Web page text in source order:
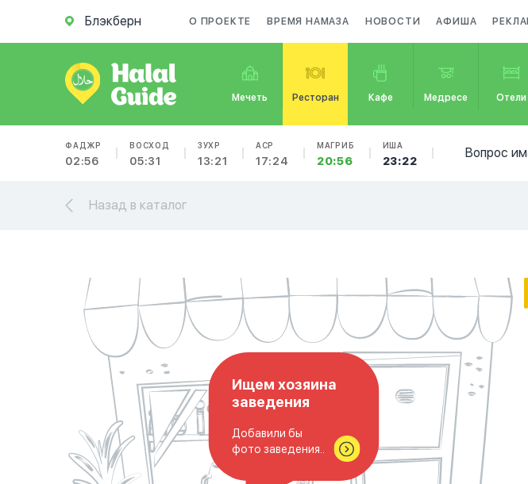
Блэкберн О ПРОЕКТЕ ВРЕМЯ НАМАЗА НОВОСТИ АФИША
Мечеть Ресторан Кафе Медресе Отели
ФАДЖР
02:56
ВОСХОД
05:31
ЗУХР
13:21
АСР
17:24
МАГРИБ
20:56
ИША
23:22
Вопрос
Назад в каталог
Ищем хозяина
заведения
Добавили бы
фото заведения..